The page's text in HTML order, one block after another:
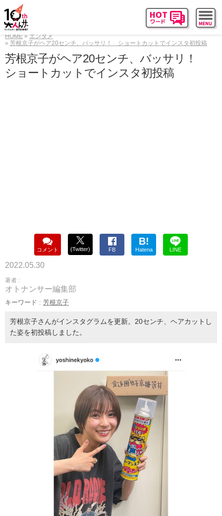
HOME
エンタメ
芳根京子がヘア20センチ、バッサリ！ ショートカットでインスタ初投稿
芳根京子がヘア20センチ、バッサリ！
ショートカットでインスタ初投稿
コメント (Twitter) FB
B!
Hatena LINE
2022.05.30
著者 :
オトナンサー編集部
キーワード : 芳根京子
芳根京子さんがインスタグラムを更新。20センチ、ヘアカットし
た姿を初投稿しました。